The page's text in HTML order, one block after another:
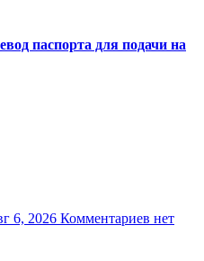
паспорта для подачи на
6, 2026 Комментариев нет